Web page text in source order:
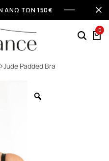
ΑΝΩ ΤΩΝ 150€
0
Jude Padded Bra